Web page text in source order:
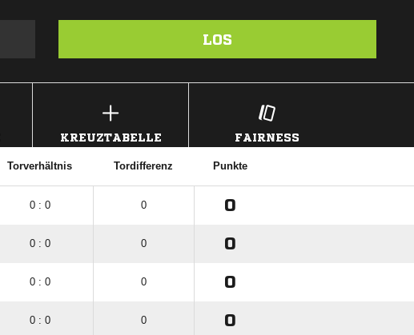
LOS
KREUZTABELLE FAIRNESS
Torverhältnis Tordifferenz Punkte
0 : 0 0 0
0 : 0 0 0
0 : 0 0 0
0 : 0 0 0